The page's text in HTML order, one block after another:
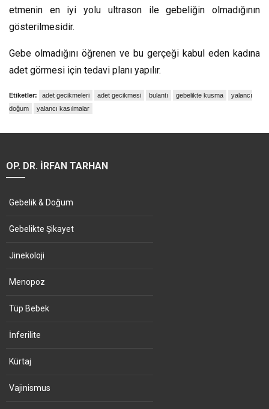
etmenin en iyi yolu ultrason ile gebeliğin olmadığının
gösterilmesidir.
Gebe olmadığını öğrenen ve bu gerçeği kabul eden kadına
adet görmesi için tedavi planı yapılır.
Etiketler: adet gecikmeleri adet gecikmesi bulantı gebelikte kusma
yalancı
doğum
yalancı kasılmalar
OP. DR. İRFAN TARHAN
Gebelik & Doğum
Gebelikte Şikayet
Jinekoloji
Menopoz
Tüp Bebek
İnferilite
Kürtaj
Vajinismus